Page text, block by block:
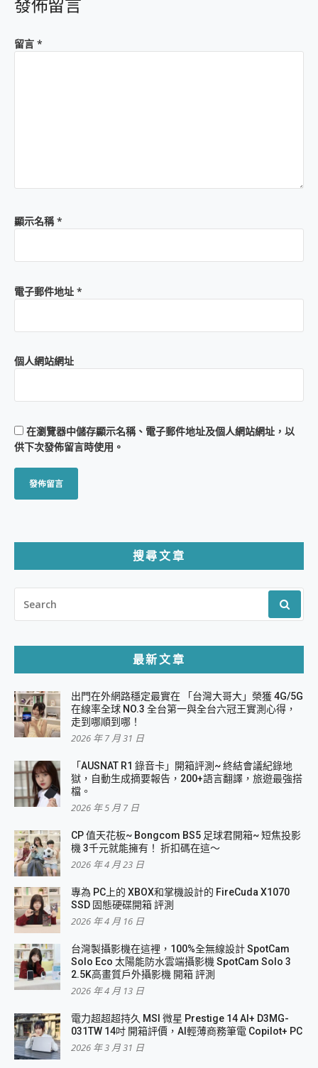
發佈留言
留言 *
顯示名稱*
電子郵件地址 *
個人網站網址
在瀏覽器中儲存顯示名稱、電子郵件地址及個人網站網址，以
供下次發佈留言時使用。
搜尋文章
FOR:
最新文章
出門在外網路穩定最實在 「台灣大哥大」榮獲 4G/5G
在線率全球 NO.3 全台第一與全台六冠王實測心得，
走到哪順到哪！
2026 年 7 月 31 日
「AUSNAT R1 錄音卡」開箱評測~ 終結會議紀錄地
獄，自動生成摘要報告，200+語言翻譯，旅遊最強搭
檔。
2026 年 5 月 7 日
CP 值天花板~ Bongcom BS5 足球君開箱~ 短焦投影
機 3千元就能擁有！ 折扣碼在這～
2026 年 4 月 23 日
專為 PC上的 XBOX和掌機設計的 FireCuda X1070
SSD 固態硬碟開箱 評測
2026 年 4 月 16 日
台灣製攝影機在這裡，100%全無線設計 SpotCam
Solo Eco 太陽能防水雲端攝影機 SpotCam Solo 3
2.5K高畫質戶外攝影機 開箱 評測
2026 年 4 月 13 日
電力超超超持久 MSI 微星 Prestige 14 AI+ D3MG-
031TW 14吋 開箱評價，AI輕薄商務筆電 Copilot+ PC
2026 年 3 月 31 日